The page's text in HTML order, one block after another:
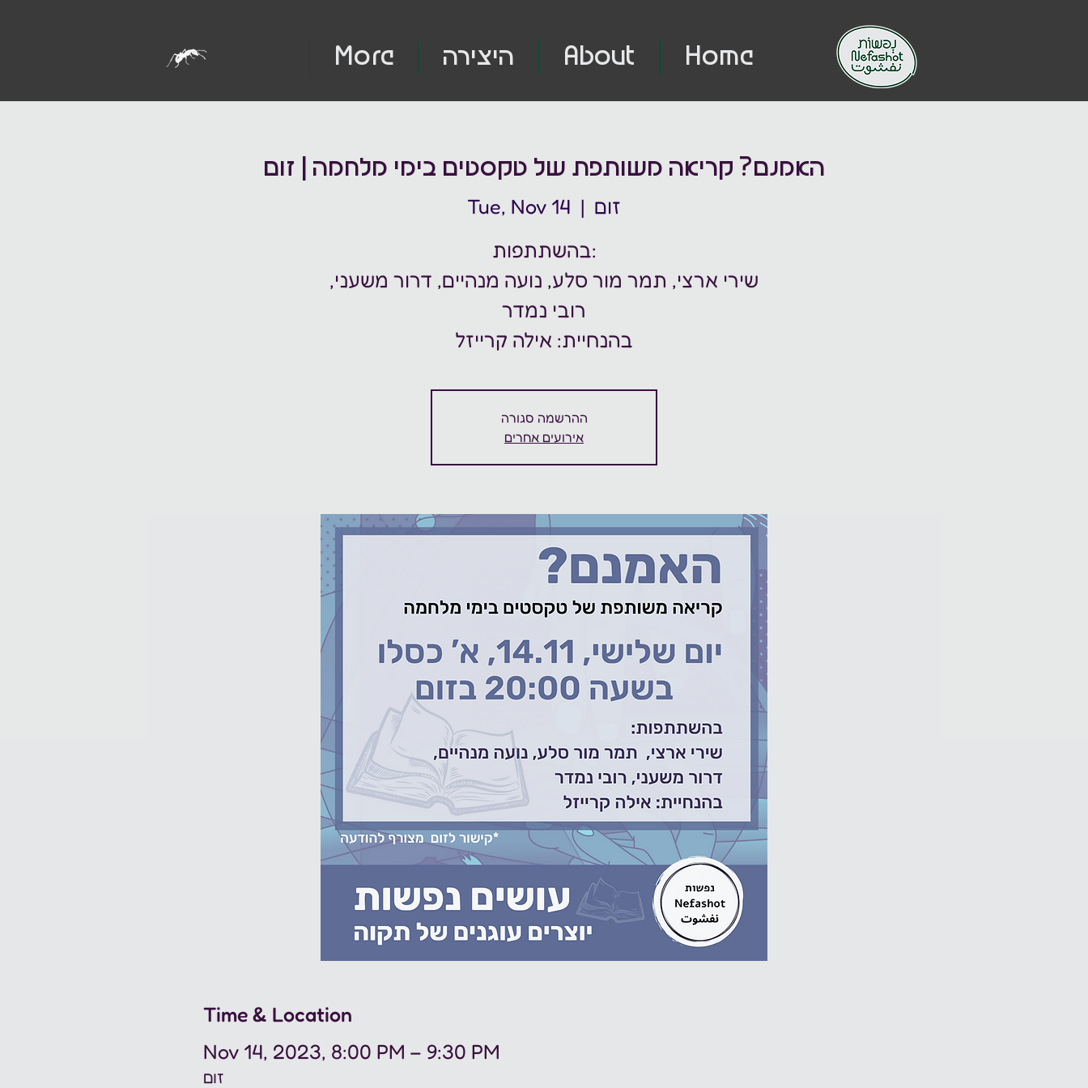
Home
About היצירה More
האמנם? קריאה משותפת של טקסטים בימי מלחמה | זום
Tue, Nov 14
  |
זום
בהשתתפות:
שירי ארצי, תמר מור סלע, נועה מנהיים, דרור משעני,
רובי נמדר
בהנחיית: אילה קרייזל
ההרשמה סגורה
אירועים אחרים
Time & Location
Nov 14, 2023, 8:00 PM – 9:30 PM
זום